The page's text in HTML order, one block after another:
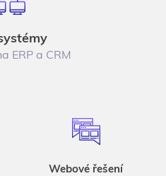
ERP a CRM
Webové řešení